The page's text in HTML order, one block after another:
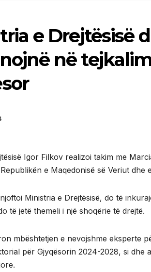
e Drejtësisë
në
Igor Filkov realizoi takim me
e Maqedonisë së Veriut dhe
Ministria e Drejtësisë, do të
të jetë themeli i një shoqërie të drejtë.
mbështetjen e nevojshme eksperte
për Gjyqësorin 2024-2028, si dhe